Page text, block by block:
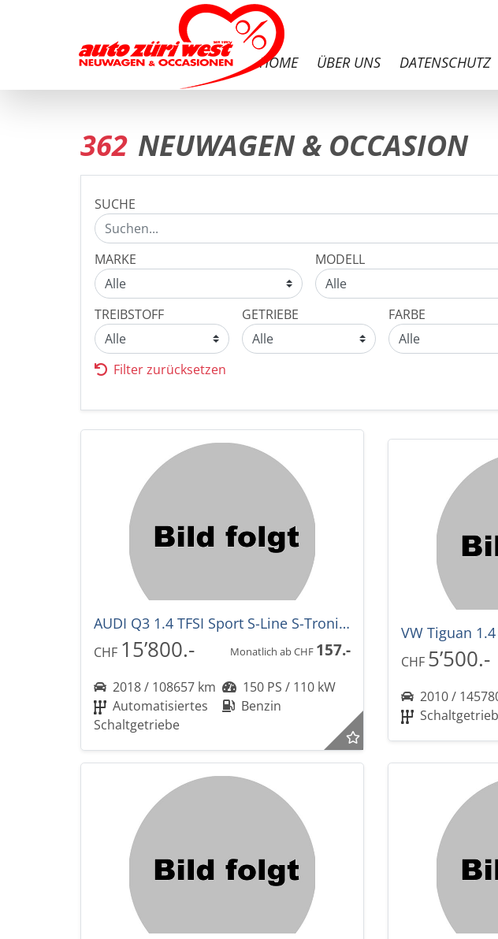
HOME ÜBER UNS DATENSCHUTZ
362 NEUWAGEN & OCCASION
SUCHE
MARKE MODELL
TREIBSTOFF GETRIEBE FARBE
Filter zurücksetzen
AUDI Q3 1.4 TFSI Sport S-Line S-Tronic-Automat
CHF 15’800.- Monatlich ab CHF 157.-
2018 / 108657 km
150 PS / 110 kW
Automatisiertes
Schaltgetriebe
Benzin
CHF 5’500.-
2010 /